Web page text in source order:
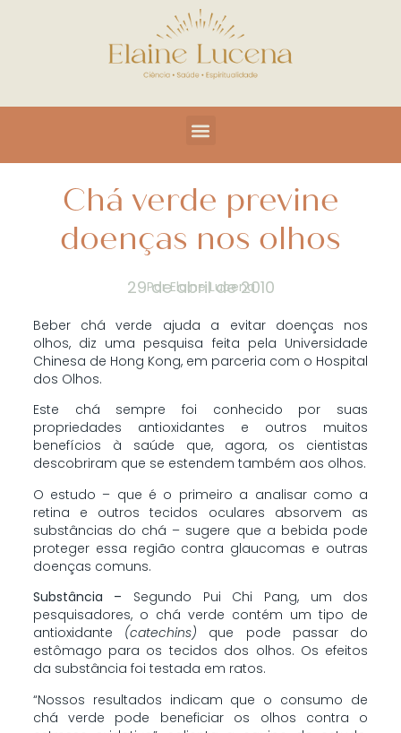
Chá verde previne
doenças nos olhos
PorElaine Lucena
29 de abril de 2010
Beber chá verde ajuda a evitar doenças nos
olhos, diz uma pesquisa feita pela Universidade
Chinesa de Hong Kong, em parceria com o Hospital
dos Olhos.
Este chá sempre foi conhecido por suas
propriedades antioxidantes e outros muitos
benefícios à saúde que, agora, os cientistas
descobriram que se estendem também aos olhos.
O estudo – que é o primeiro a analisar como a
retina e outros tecidos oculares absorvem as
substâncias do chá – sugere que a bebida pode
proteger essa região contra glaucomas e outras
doenças comuns.
Substância – Segundo Pui Chi Pang, um dos
pesquisadores, o chá verde contém um tipo de
antioxidante (catechins) que pode passar do
estômago para os tecidos dos olhos. Os efeitos
da substância foi testada em ratos.
“Nossos resultados indicam que o consumo de
chá verde pode beneficiar os olhos contra o